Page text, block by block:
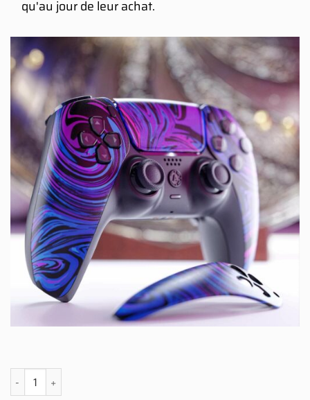
qu'au jour de leur achat.
quantité de PS5 Dragon Snap Panel